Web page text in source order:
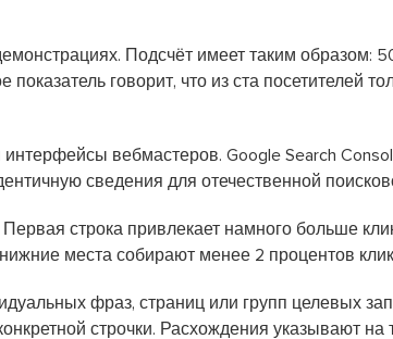
Подсчёт имеет таким образом:
говорит, что из ста посетителей
вебмастеров. Google Search
сведения для отечественной
строка привлекает намного больше
места собирают менее 2 процентов
фраз, страниц или групп целевых
строчки. Расхождения указывают на